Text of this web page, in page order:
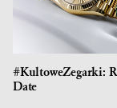
#KultoweZegarki:
Date